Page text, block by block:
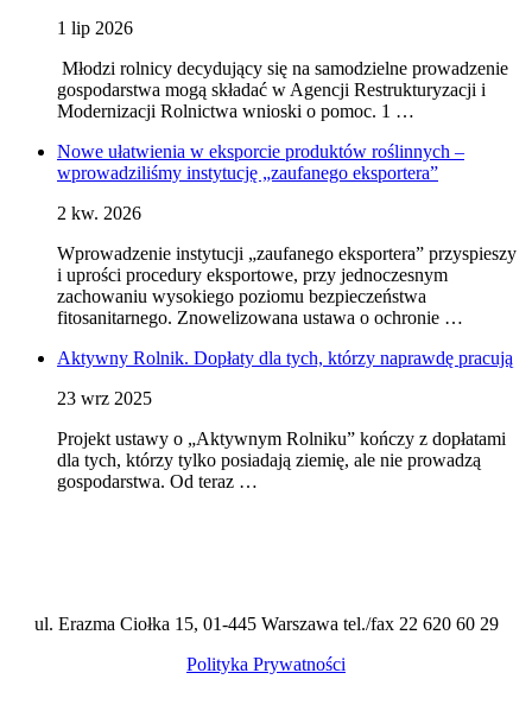
1 lip 2026
Młodzi rolnicy decydujący się na samodzielne prowadzenie
gospodarstwa mogą składać w Agencji Restrukturyzacji i
Modernizacji Rolnictwa wnioski o pomoc. 1 …
Nowe ułatwienia w eksporcie produktów roślinnych –
wprowadziliśmy instytucję „zaufanego eksportera”
2 kw. 2026
Wprowadzenie instytucji „zaufanego eksportera” przyspieszy
i uprości procedury eksportowe, przy jednoczesnym
zachowaniu wysokiego poziomu bezpieczeństwa
fitosanitarnego. Znowelizowana ustawa o ochronie …
Aktywny Rolnik. Dopłaty dla tych, którzy naprawdę pracują
23 wrz 2025
Projekt ustawy o „Aktywnym Rolniku” kończy z dopłatami
dla tych, którzy tylko posiadają ziemię, ale nie prowadzą
gospodarstwa. Od teraz …
ul. Erazma Ciołka 15, 01-445 Warszawa tel./fax 22 620 60 29
Polityka Prywatności